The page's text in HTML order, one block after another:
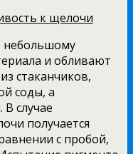
к щелочи
небольшому
и обливают
стаканчиков,
соды, а
случае
получается
с пробой,